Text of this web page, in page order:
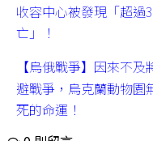
收容中心被發現「超過
亡」！
【烏俄戰爭】因來不
避戰爭，烏克蘭動物園
死的命運！